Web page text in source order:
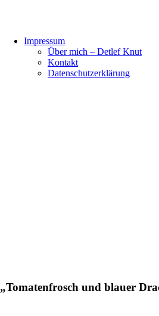
Impressum
Über mich – Detlef Knut
Kontakt
Datenschutzerklärung
„Tomatenfrosch und blauer